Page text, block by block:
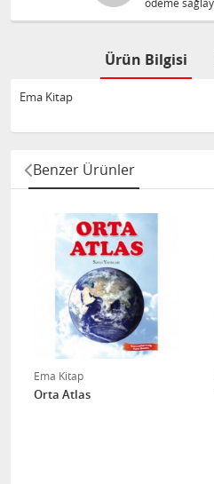
Ürün Bilgisi
Ema Kitap
Benzer Ürünler
Ema Kitap
Orta Atlas